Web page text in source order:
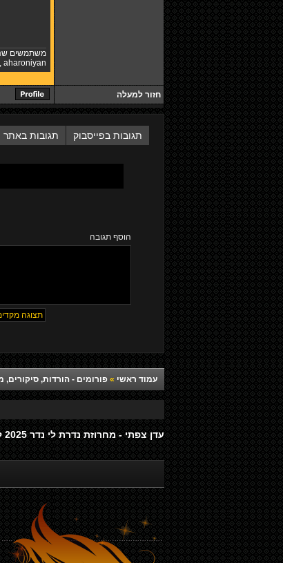
משתמשים
, aharoniyan
חזור למעלה
תגובות בפייסבוק תגובות באתר
הוסף תגובה
עמוד ראשי » פורומים - הורדות, סיקורים,
עדן צפתי - מחרוזת נדרת לי נדר 2025 להורדה